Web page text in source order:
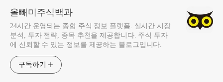
올빼미주식백과
24시간 운영되는 종합 주식 정보 플랫폼. 실시간 시장
분석, 투자 전략, 종목 추천을 제공합니다. 주식 투자
에 신뢰할 수 있는 정보를 제공하는 블로그입니다.
구독하기